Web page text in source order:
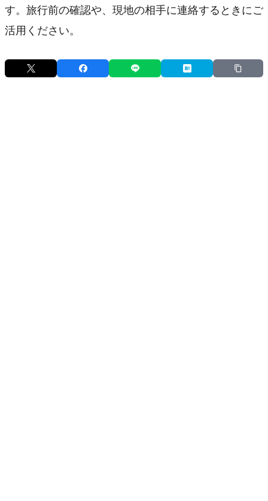
す。旅行前の確認や、現地の相手に連絡するときにご
活用ください。